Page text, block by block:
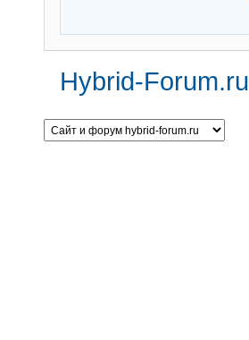
Hybrid-Forum.ru